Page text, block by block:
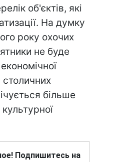
об'єктів, які
На думку
року охочих
не буде
столичних
більше
Подпишитесь на